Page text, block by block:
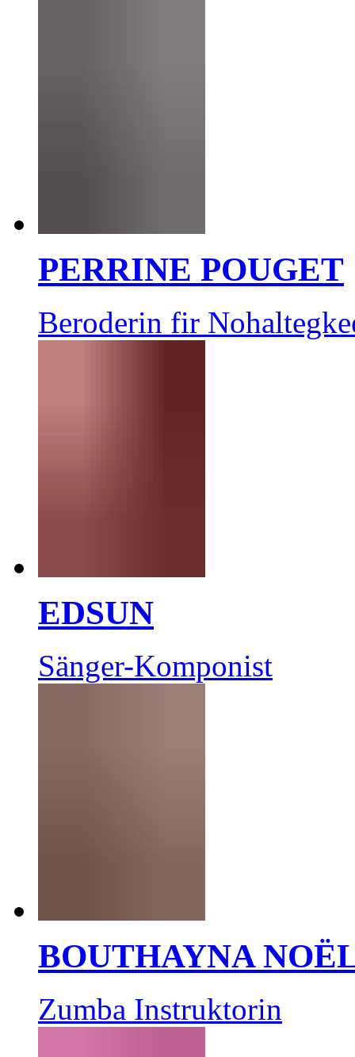
PERRINE POUGET
Beroderin fir
EDSUN
Sänger-Komponist
BOUTHAYNA
Zumba Instruktorin